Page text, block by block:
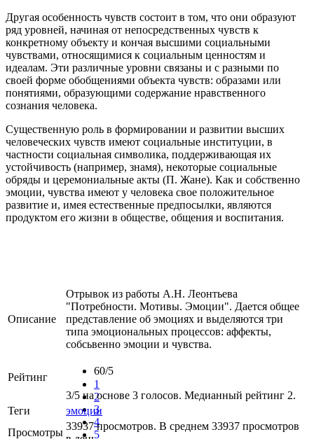
Другая особенность чувств состоит в том, что они образуют
ряд уровней, начиная от непосредственных чувств к
конкретному объекту и кончая высшими социальными
чувствами, относящимися к социальным ценностям и
идеалам. Эти различные уровни связаны и с разными по
своей форме обобщениями объекта чувств: образами или
понятиями, образующими содержание нравственного
сознания человека.
Существенную роль в формировании и развитии высших
человеческих чувств имеют социальные институции, в
частности социальная символика, поддерживающая их
устойчивость (например, знамя), некоторые социальные
обряды и церемониальные акты (П. Жане). Как и собственно
эмоции, чувства имеют у человека свое положительное
развитие и, имея естественные предпосылки, являются
продуктом его жизни в обществе, общения и воспитания.
Описание
Отрывок из работы А.Н. Леонтьева
"Потребности. Мотивы. Эмоции". Дается общее
представление об эмоциях и выделяются три
типа эмоциональных процессов: аффекты,
собсьвенно эмоции и чувства.
Рейтинг
60/5
1
2
3
4
5
3/5 на основе 3 голосов. Медианный рейтинг 2.
Теги
эмоции
Просмотры
33937 просмотров. В среднем 33937 просмотров